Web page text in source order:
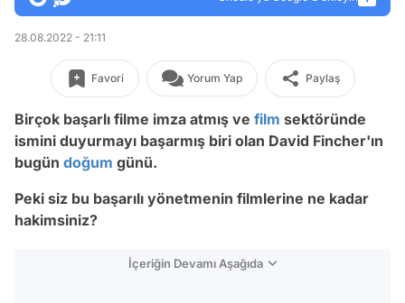
28.08.2022 - 21:11
Favori Yorum Yap Paylaş
Birçok başarlı filme imza atmış ve film sektöründe
ismini duyurmayı başarmış biri olan David Fincher'ın
bugün doğum günü.
Peki siz bu başarılı yönetmenin filmlerine ne kadar
hakimsiniz?
İçeriğin Devamı Aşağıda